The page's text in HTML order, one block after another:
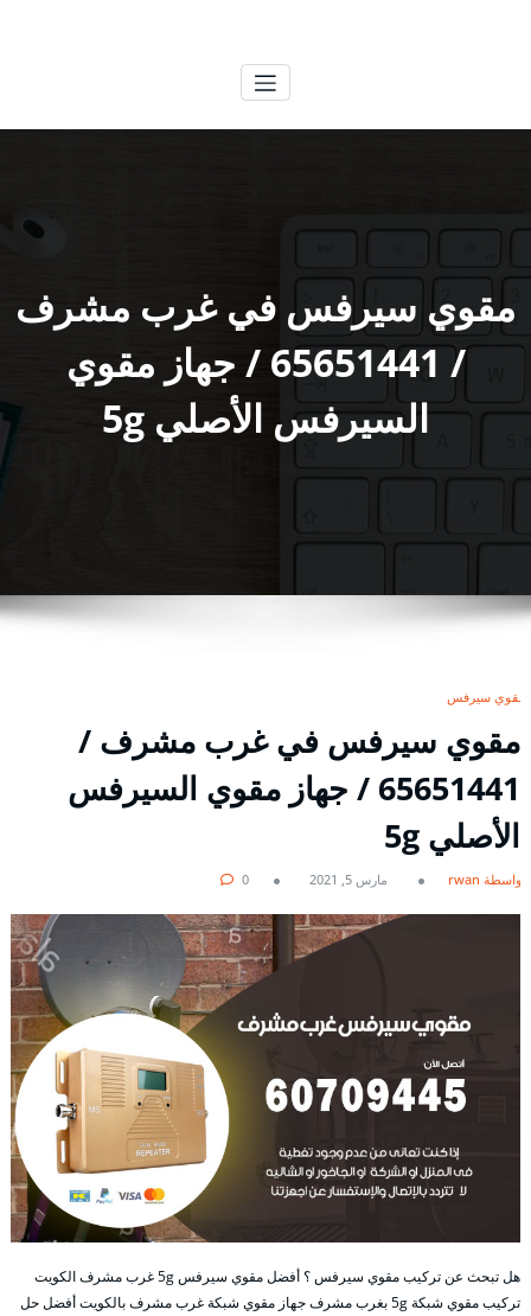
مقوي سيرفس في غرب مشرف
/ 65651441 / جهاز مقوي
السيرفس الأصلي 5g
مقوي سيرفس
مقوي سيرفس في غرب مشرف /
65651441 / جهاز مقوي السيرفس
الأصلي 5g
بواسطة rwan مارس 5, 2021 0
هل تبحث عن تركيب مقوي سيرفس ؟ أفضل مقوي سيرفس 5g غرب مشرف الكويت
تركيب مقوي شبكة 5g بغرب مشرف جهاز مقوي شبكة غرب مشرف بالكويت أفضل حل